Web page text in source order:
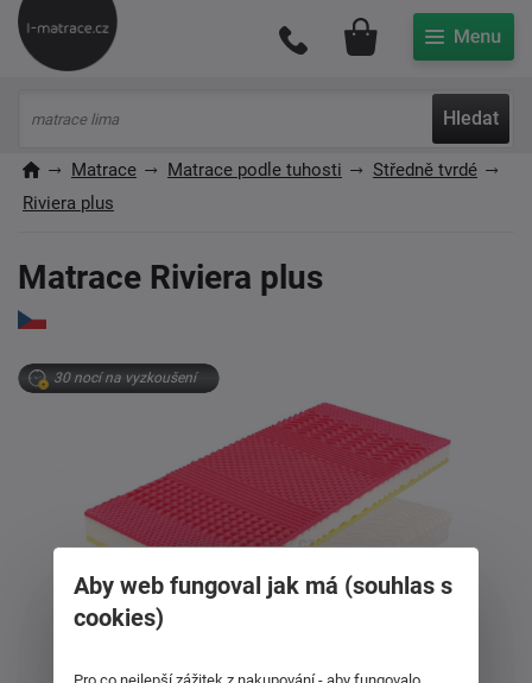
Hledat
Můj účet
Matrace Matrace podle tuhosti
Středně tvrdé
Riviera plus
Matrace Riviera plus
30 nocí na vyzkoušení
Aby web fungoval jak má (souhlas s
cookies)